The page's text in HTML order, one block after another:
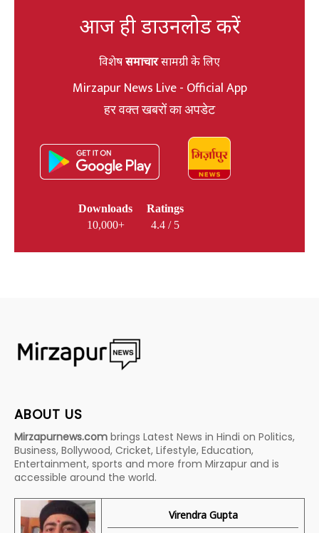
आज ही डाउनलोड करें
विशेषसमाचारसामग्री के लिए
Mirzapur News Live - Official App
हर वक्त खबरों का अपडेट
Downloads
10,000+
Ratings
4.4 / 5
ABOUT US
Mirzapurnews.com brings Latest News in Hindi on Politics,
Business, Bollywood, Cricket, Lifestyle, Education,
Entertainment, sports and more from Mirzapur and is
accessible around the world.
Virendra Gupta